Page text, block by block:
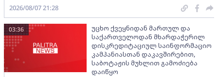
2026/08/07 21:28
უცხო ქვეყნიდან მართულ და
საქართველოდან მხარდაჭერილ
დისკრედიტაციულ საინფორმაციო
კამპანიასთან დაკავშირებით,
საბოტაჟის მუხლით გამოძიება
დაიწყო
03:36